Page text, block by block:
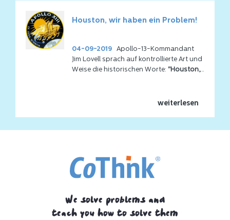
Houston, wir haben ein Problem!
04-09-2019
Apollo-13-Kommandant
Jim Lovell sprach auf kontrollierte Art und
Weise die historischen Worte: "Houston,
weiterlesen
We solve problems and
teach you how to solve them